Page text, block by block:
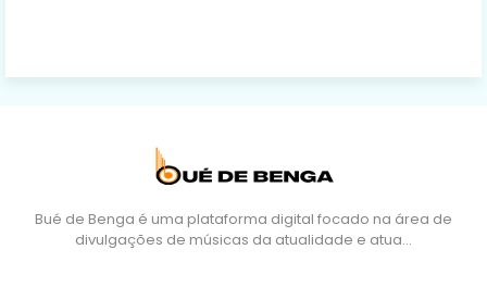
Bué de Benga é uma plataforma digital focado na área de
divulgações de músicas da atualidade e atua…